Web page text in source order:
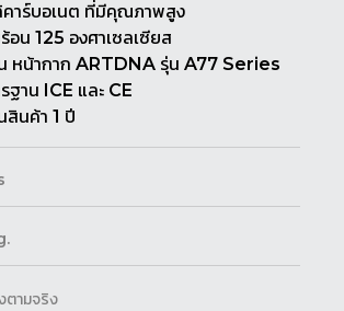
าร์บอเนต ที่มีคุณภาพสูง
อน 125 องศาเซลเซียส
หน้ากาก ARTDNA รุ่น A77 Series
ฐาน ICE และ CE
สินค้า 1 ปี
ตามจริง